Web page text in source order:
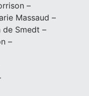
–
Massaud –
de Smedt –
–